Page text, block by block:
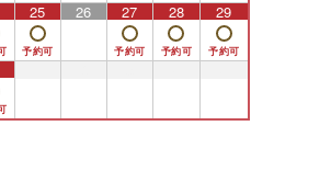
25 26 27 28 29